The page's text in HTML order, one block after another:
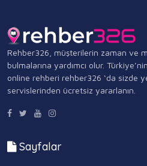
Rehber326, müşterilerin zaman ve
bulmalarına yardımcı olur.
online rehberi rehber326 ‘da sizde
servislerinden ücretsiz yararlanın.
Sayfalar